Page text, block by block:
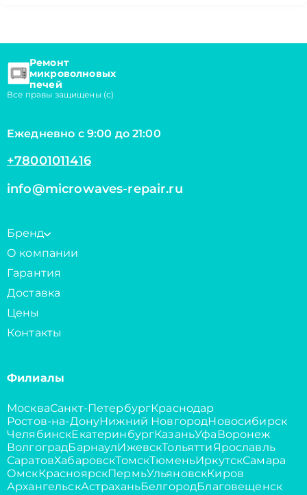
Ремонт
микроволновых
печей
Все правы защищены (с)
Ежедневно с 9:00 до 21:00
+78001011416
info@microwaves-repair.ru
Бренд
О компании
Гарантия
Доставка
Цены
Контакты
Филиалы
МоскваСанкт-ПетербургКраснодар
Ростов-на-ДонуНижний НовгородНовосибирск
ЧелябинскЕкатеринбургКазаньУфаВоронеж
ВолгоградБарнаулИжевскТольяттиЯрославль
СаратовХабаровскТомскТюменьИркутскСамара
ОмскКрасноярскПермьУльяновскКиров
АрхангельскАстраханьБелгородБлаговещенск